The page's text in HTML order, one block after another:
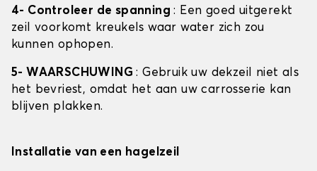
4- Controleer de spanning: Een goed uitgerekt
zeil voorkomt kreukels waar water zich zou
kunnen ophopen.
5- WAARSCHUWING: Gebruik uw dekzeil niet als
het bevriest, omdat het aan uw carrosserie kan
blijven plakken.
Installatie van een hagelzeil